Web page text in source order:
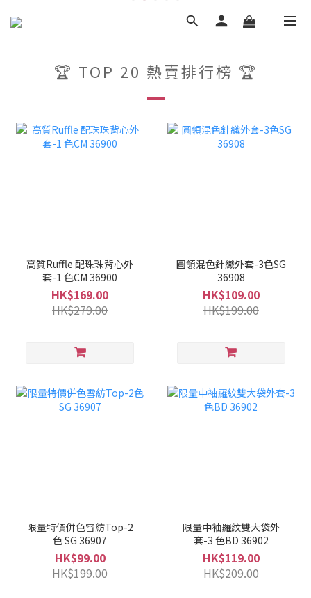
🏆 TOP 20 熱賣排行榜 🏆
高質Ruffle 配珠珠背心外
套-1 色CM 36900
HK$169.00
HK$279.00
圓領混色針織外套-3色SG
36908
HK$109.00
HK$199.00
限量特價併色雪紡Top-2
色 SG 36907
HK$99.00
HK$199.00
限量中袖羅紋雙大袋外
套-3 色BD 36902
HK$119.00
HK$209.00